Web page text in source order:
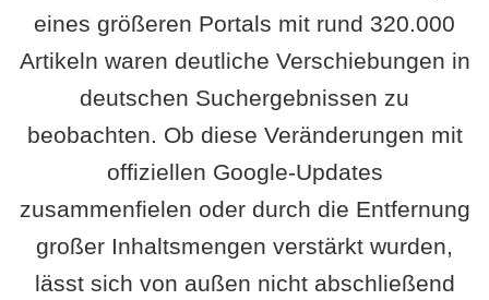
eines größeren Portals mit rund 320.000
Artikeln waren deutliche Verschiebungen in
deutschen Suchergebnissen zu
beobachten. Ob diese Veränderungen mit
offiziellen Google-Updates
zusammenfielen oder durch die Entfernung
großer Inhaltsmengen verstärkt wurden,
lässt sich von außen nicht abschließend